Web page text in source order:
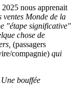
nous apprenait
ventes Monde de la
"étape significative"
chose de
(passagers
compagnie) qui
Une bouffée